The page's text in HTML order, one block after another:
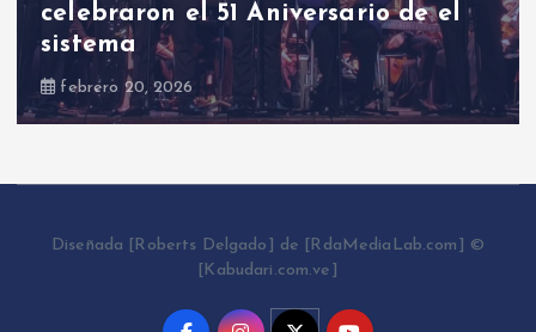
celebraron el 51 Aniversario de el
sistema
febrero 20, 2026
Diseñada [Roberts Delgado] de [RdaMediaLab.com] ©
[Kabudari.com.ve]